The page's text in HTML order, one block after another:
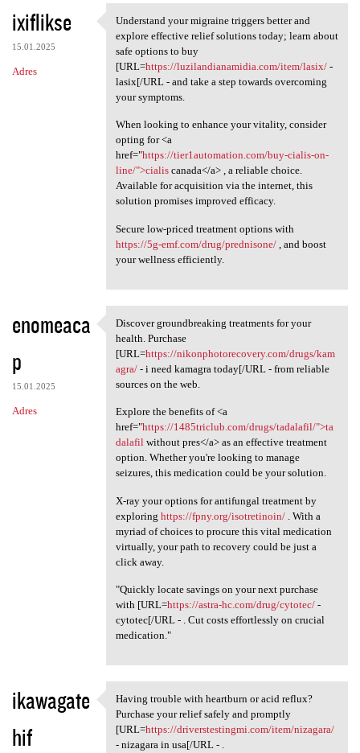
ixiflikse
15.01.2025
Adres
Understand your migraine
Understand your migraine triggers better and
explore effective relief solutions today; learn about
safe options to buy
[URL=https://luzilandianamidia.com/item/lasix/-
lasix[/URL - and take a step towards overcoming
your symptoms.
When looking to enhance your vitality, consider
opting for <a
href="https://tier1automation.com/buy-cialis-on-
line/">cialiscanada</a> , a reliable choice.
Available for acquisition via the internet, this
solution promises improved efficacy.
Secure low-priced treatment options with
https://5g-emf.com/drug/prednisone/, and boost
your wellness efficiently.
enomeaca
p
15.01.2025
Adres
Discover groundbreaking
Discover groundbreaking treatments for your
health. Purchase
[URL=https://nikonphotorecovery.com/drugs/kam
agra/- i need kamagra today[/URL - from reliable
sources on the web.
Explore the benefits of <a
href="https://1485triclub.com/drugs/tadalafil/">ta
dalafilwithout pres</a> as an effective treatment
option. Whether you're looking to manage
seizures, this medication could be your solution.
X-ray your options for antifungal treatment by
exploring https://fpny.org/isotretinoin/. With a
myriad of choices to procure this vital medication
virtually, your path to recovery could be just a
click away.
"Quickly locate savings on your next purchase
with [URL=https://astra-hc.com/drug/cytotec/-
cytotec[/URL - . Cut costs effortlessly on crucial
medication."
ikawagate
hif
Having trouble with heartburn
Having trouble with heartburn or acid reflux?
Purchase your relief safely and promptly
[URL=https://driverstestingmi.com/item/nizagara/
- nizagara in usa[/URL - .